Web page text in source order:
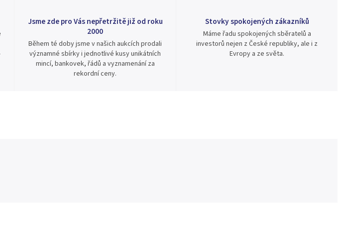
Jsme zde pro Vás nepřetržitě již od roku
2000
Během té doby jsme v našich aukcích prodali
významné sbírky i jednotlivé kusy unikátních
mincí, bankovek, řádů a vyznamenání za
rekordní ceny.
Stovky spokojených zákazníků
Máme řadu spokojených sběratelů a
investorů nejen z České republiky, ale i z
Evropy a ze světa.